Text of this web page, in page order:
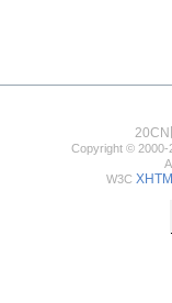
20CN
Copyright © 2000-
W3C